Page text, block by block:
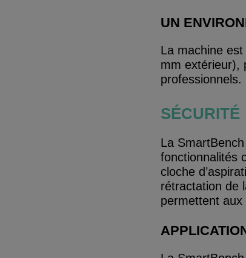
UN
La machine
mm extérieur),
professionnels.
SÉCURITÉ
La
fonctionnalités
cloche
rétractation de
permettent aux